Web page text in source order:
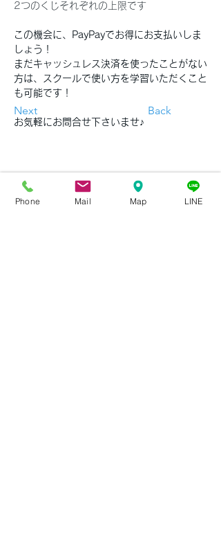
Next Back
2つのくじそれぞれの上限です
この機会に、PayPayでお得にお支払いしま
しょう！
まだキャッシュレス決済を使ったことがない
方は、スクールで使い方を学習いただくこと
も可能です！
お気軽にお問合せ下さいませ♪
Phone Mail Map LINE